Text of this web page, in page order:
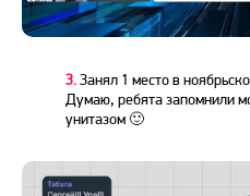
3.Занял 1 место в
Думаю, ребята запомнили
унитазом 🙂